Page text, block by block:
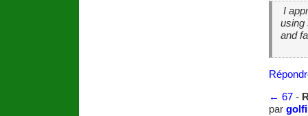
I
using
and
← 67-
par